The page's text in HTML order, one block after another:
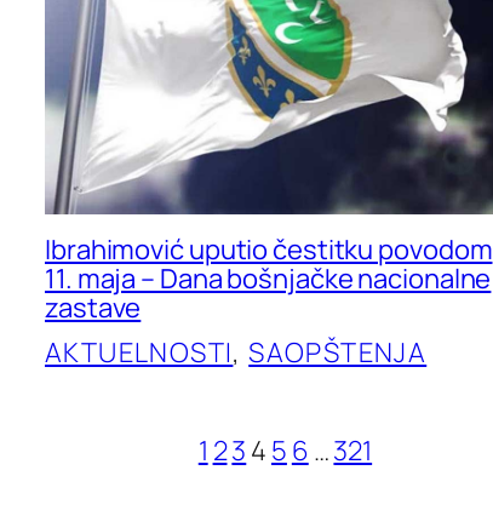
Ibrahimović uputio čestitku povodom
11. maja – Dana bošnjačke nacionalne
zastave
AKTUELNOSTI, SAOPŠTENJA
1 23 4 5 6 …321